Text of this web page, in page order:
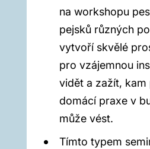
na workshopu
pejsků různých
vytvoří skvělé
pro vzájemnou
vidět a zažít, kam
domácí praxe v
může vést.
Tímto typem